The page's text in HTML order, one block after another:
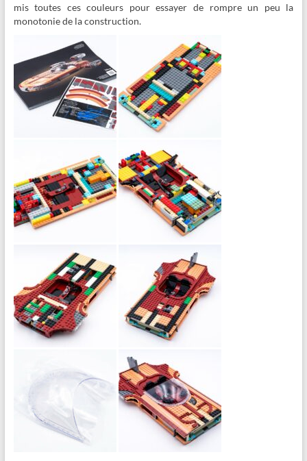
mis toutes ces couleurs pour essayer de rompre un peu la
monotonie de la construction.